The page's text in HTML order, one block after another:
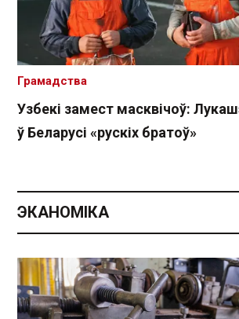
Узбекі замест масквічоў:
ў Беларусі «рускіх братоў»
Грамадства
ЭКАНОМІКА